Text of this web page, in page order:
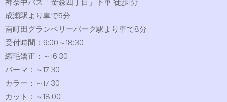
成瀬駅より車で5分
南町田グランベリーパーク駅より車で8分
受付時間：9:00～18:30
縮毛矯正：～16:30
パーマ：～17:30
カラー：～17:30
カット：～18:00